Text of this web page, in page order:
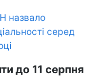
назвало
серед
до 11 серпня